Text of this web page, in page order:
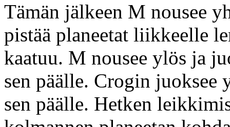
Tämän jälkeen M nousee
pistää planeetat liikkeelle
kaatuu. M nousee ylös ja
sen päälle. Crogin juoksee
sen päälle. Hetken